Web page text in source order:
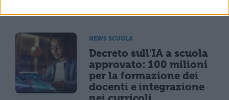
NEWS SCUOLA
Decreto sull'IA a scuola
approvato: 100 milioni
per la formazione dei
docenti e integrazione